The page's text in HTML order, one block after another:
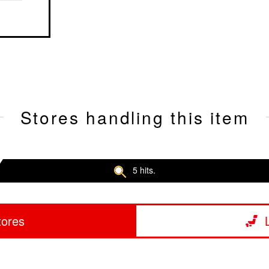
Stores handling this item
5 hits.